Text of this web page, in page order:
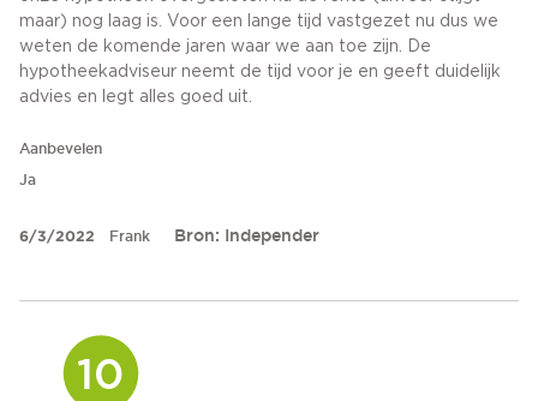
maar) nog laag is. Voor een lange tijd vastgezet nu dus we
weten de komende jaren waar we aan toe zijn. De
hypotheekadviseur neemt de tijd voor je en geeft duidelijk
advies en legt alles goed uit.
Aanbevelen
Ja
6/3/2022 Frank Bron: Independer
10